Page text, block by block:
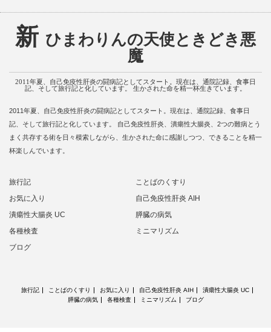
新 ひまわりんの天使ときどき悪
魔
2011年夏、自己免疫性肝炎の闘病記としてスタート。現在は、通院記録、食事日
記、そして旅行記と化しています。 生かされた命を精一杯生きています。
2011年夏、自己免疫性肝炎の闘病記としてスタート。現在は、通院記録、食事日
記、そして旅行記と化しています。 自己免疫性肝炎、潰瘍性大腸炎、2つの難病とう
まく共存する術を日々模索しながら、生かされた命に感謝しつつ、できることを精一
杯楽しんでいます。
旅行記
ことばのくすり
お気に入り
自己免疫性肝炎 AIH
潰瘍性大腸炎 UC
膵臓の病気
各種検査
ミニマリズム
ブログ
旅行記 ことばのくすり お気に入り 自己免疫性肝炎 AIH
潰瘍性大腸炎 UC
膵臓の病気
各種検査 ミニマリズム ブログ